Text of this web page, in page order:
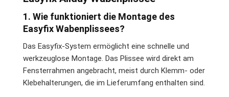
1. Wie funktioniert die Montage des
Easyfix Wabenplissees?
Das Easyfix-System ermöglicht eine schnelle und
werkzeuglose Montage. Das Plissee wird direkt am
Fensterrahmen angebracht, meist durch Klemm- oder
Klebehalterungen, die im Lieferumfang enthalten sind.